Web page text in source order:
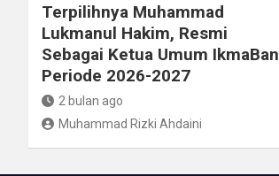
Terpilihnya Muhammad
Lukmanul Hakim, Resmi
Sebagai Ketua Umum IkmaBan
Periode 2026-2027
2 bulan ago
Muhammad Rizki Ahdaini